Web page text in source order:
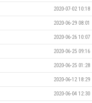
2020-07-02 10:18
2020-06-29 08:01
2020-06-26 10:07
2020-06-25 09:16
2020-06-25 01:28
2020-06-12 18:29
2020-06-04 12:30